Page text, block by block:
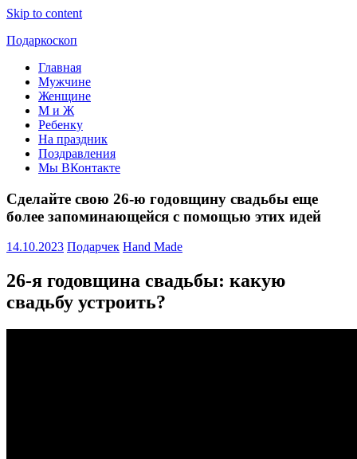
Skip to content
Подаркоскоп
Поможем
выбрать
подарить
Главная
Мужчине
Женщине
М и Ж
Ребенку
На праздник
Поздравления
Мы ВКонтакте
Сделайте свою 26-ю годовщину свадьбы еще
более запоминающейся с помощью этих идей
14.10.2023 Подарчек Hand Made
26-я годовщина свадьбы: какую
свадьбу устроить?